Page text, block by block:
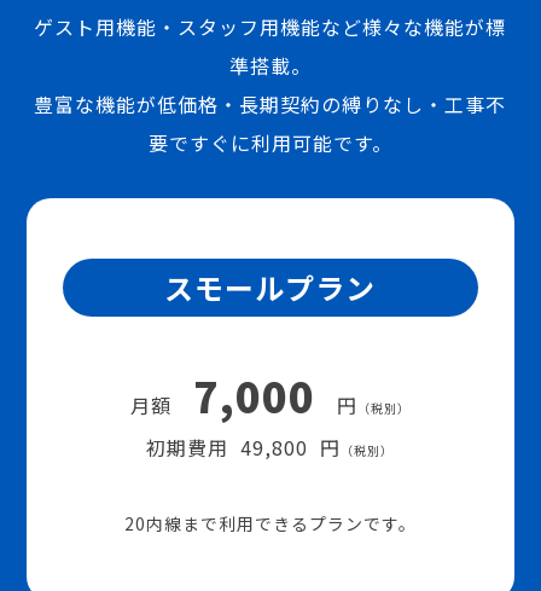
ゲスト用機能・スタッフ用機能など様々な機能が標
準搭載。
豊富な機能が低価格・長期契約の縛りなし・工事不
要ですぐに利用可能です。
スモールプラン
月額 7,000 円 （税別）
初期費用 49,800 円 （税別）
20内線まで利用できるプランです。